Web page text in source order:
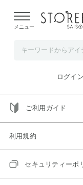
よる配送遅延が発生
メニュー
ご指定のアイテムは
トップへ戻る
ログイ
ご利用ガイド
利用規約
セキュリティーポ